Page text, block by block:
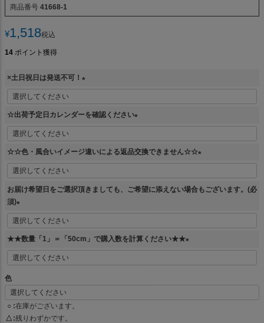
商品番号 41668-1
¥1,518税込
14 ポイント獲得
×土日祝日は発送不可！
必
須
☆出荷予定日カレンダーを確認ください
必
須
☆☆色・風合いイメージ違いによる返品交換できません☆☆
必
須
お届け希望日をご選択頂きましても、ご希望に添えない場合もございます。(必
須)
(
必
須
)
★★数量「1」＝「50cm」で購入数を計算ください★★
必
色
○ 在庫がございます。
△ 残りわずかです。